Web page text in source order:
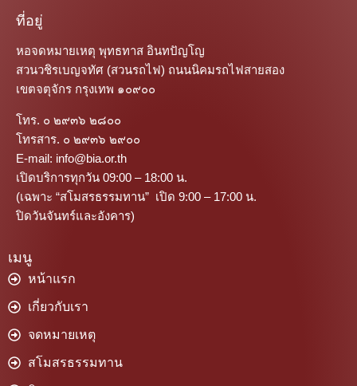
ที่อยู่
หอจดหมายเหตุ พุทธทาส อินทปัญโญ
สวนวชิรเบญจทัศ (สวนรถไฟ) ถนนนิคมรถไฟสายสอง
เขตจตุจักร กรุงเทพ ๑๐๙๐๐
โทร. ๐ ๒๙๓๖ ๒๘๐๐
โทรสาร. ๐ ๒๙๓๖ ๒๙๐๐
E-mail: info@bia.or.th
เปิดบริการทุกวัน 09:00 – 18:00 น.
(เฉพาะ “สโมสรธรรมทาน” เปิด 9:00 – 17:00 น.
ปิดวันจันทร์และอังคาร)
เมนู
หน้าแรก
เกี่ยวกับเรา
จดหมายเหตุ
สโมสรธรรมทาน